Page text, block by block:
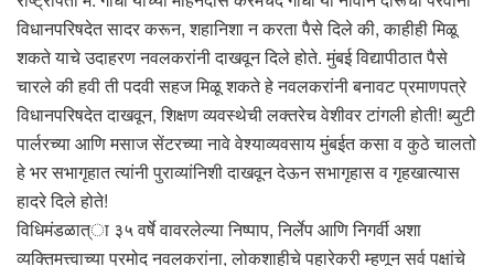
विधानपरिषदेत सादर करून, शहानिशा न करता पैसे दिले की, काहीही मिळू
शकते याचे उदाहरण नवलकरांनी दाखवून दिले होते. मुंबई विद्यापीठात पैसे
चारले की हवी ती पदवी सहज मिळू शकते हे नवलकरांनी बनावट प्रमाणपत्रे
विधानपरिषदेत दाखवून, शिक्षण व्यवस्थेची लक्तरेच वेशीवर टांगली होती! ब्युटी
पार्लरच्या आणि मसाज सेंटरच्या नावे वेश्याव्यवसाय मुंबईत कसा व कुठे चालतो
हे भर सभागृहात त्यांनी पुराव्यांनिशी दाखवून देऊन सभागृहास व गृहखात्यास
हादरे दिले होते!
विधिमंडळात्ा ३५ वर्षे वावरलेल्या निष्पाप, निर्लेप आणि निगर्वी अशा
व्यक्तिमत्त्वाच्या प्रमोद नवलकरांना, लोकशाहीचे पहारेकरी म्हणून सर्व पक्षांचे